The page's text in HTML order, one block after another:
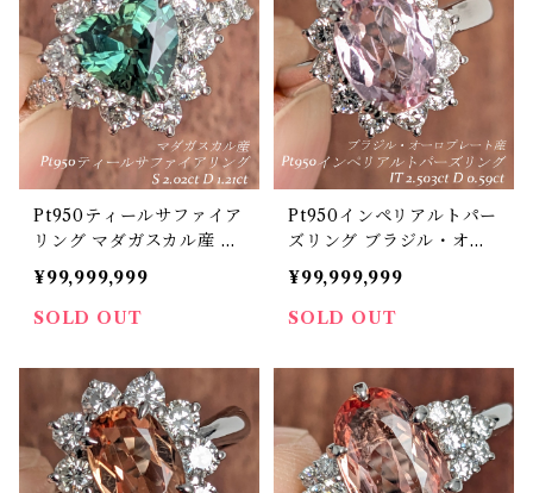
Pt950ティールサファイア
リング マダガスカル産 テ
ィールサファイア 2.02ct
ダイヤモンド 1.21ct【PR
O207079】
¥99,999,999
SOLD OUT
Pt950インペリアルトパー
ズリング ブラジル・オー
ロプレート産 インペリア
ルトパーズ 2.503ct ダイ
ヤモンド 0.59ct【PRO20
¥99,999,999
SOLD OUT